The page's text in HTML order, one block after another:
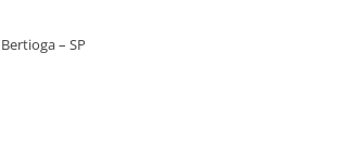
Bertioga – SP